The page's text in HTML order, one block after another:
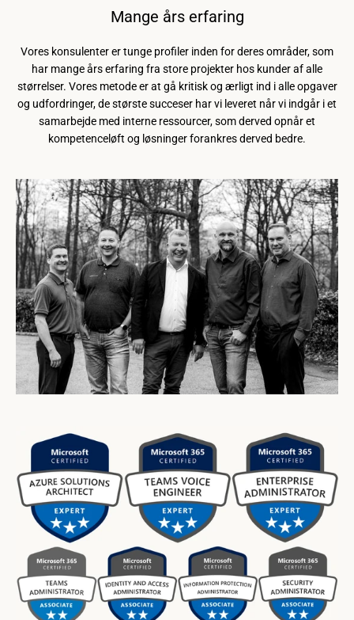
Mange års erfaring
Vores konsulenter er tunge profiler inden for deres områder, som
har mange års erfaring fra store projekter hos kunder af alle
størrelser. Vores metode er at gå kritisk og ærligt ind i alle opgaver
og udfordringer, de største succeser har vi leveret når vi indgår i et
samarbejde med interne ressourcer, som derved opnår et
kompetenceløft og løsninger forankres derved bedre.